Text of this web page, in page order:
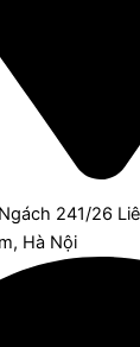
241/26
Hà Nội